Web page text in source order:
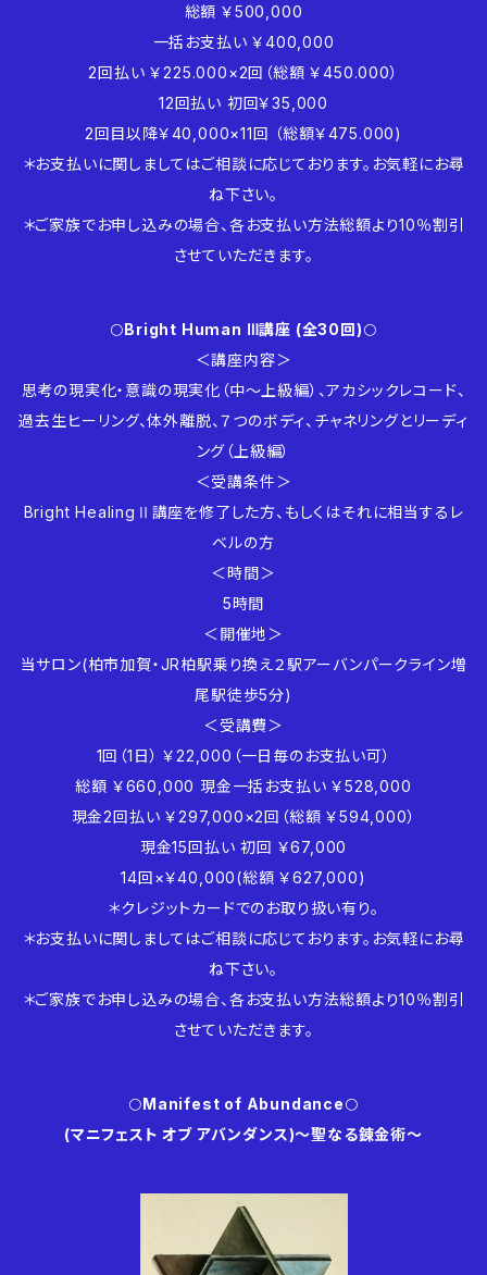
総額 ￥500,000
一括お支払い ￥400,000
2回払い ￥225.000×2回（総額 ￥450.000）
12回払い 初回￥35,000
2回目以降￥40,000×11回 （総額￥475.000)
＊お支払いに関しましてはご相談に応じております。お気軽にお尋
ね下さい。
＊ご家族でお申し込みの場合、各お支払い方法総額より10％割引
させていただきます。
🌕 Bright Human Ⅲ講座 (全30回)🌕
＜講座内容＞
思考の現実化・意識の現実化（中～上級編）、アカシックレコード、
過去生ヒーリング、体外離脱、７つのボディ、チャネリングとリーディ
ング（上級編）
＜受講条件＞
Bright HealingⅡ講座を修了した方、もしくはそれに相当するレ
ベルの方
＜時間＞
5時間
＜開催地＞
当サロン(柏市加賀・JR柏駅乗り換え２駅アーバンパークライン増
尾駅徒歩5分)
＜受講費＞
1回（1日） ￥22,000（一日毎のお支払い可）
総額 ￥660,000 現金一括お支払い ￥528,000
現金2回払い ￥297,000×2回（総額 ￥594,000）
現金15回払い 初回 ￥67,000
14回×￥40,000(総額 ￥627,000)
＊クレジットカードでのお取り扱い有り。
＊お支払いに関しましてはご相談に応じております。お気軽にお尋
ね下さい。
＊ご家族でお申し込みの場合、各お支払い方法総額より10％割引
させていただきます。
🌕 Manifest of Abundance🌕
(マニフェスト オブ アバンダンス)〜聖なる錬金術〜